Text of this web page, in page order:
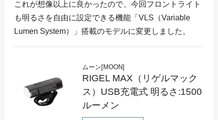
これが想像以上に良かったので、今回フロントライト
も明るさを自由に設定できる機能「VLS（Variable
Lumen System）」搭載のモデルに変更しました。
ムーン[MOON]
RIGEL MAX（リゲルマック
ス）USB充電式 明るさ:1500
ルーメン